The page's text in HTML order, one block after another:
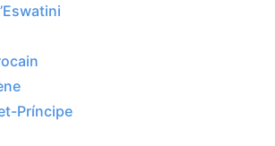
Príncipe